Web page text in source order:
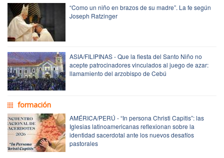
“Como un niño en brazos de su madre”. La fe según
Joseph Ratzinger
ASIA/FILIPINAS - Que la fiesta del Santo Niño no
acepte patrocinadores vinculados al juego de azar:
llamamiento del arzobispo de Cebú
formación
AMÉRICA/PERÚ - “In persona Christi Capitis”: las
Iglesias latinoamericanas reflexionan sobre la
identidad sacerdotal ante los nuevos desafíos
pastorales